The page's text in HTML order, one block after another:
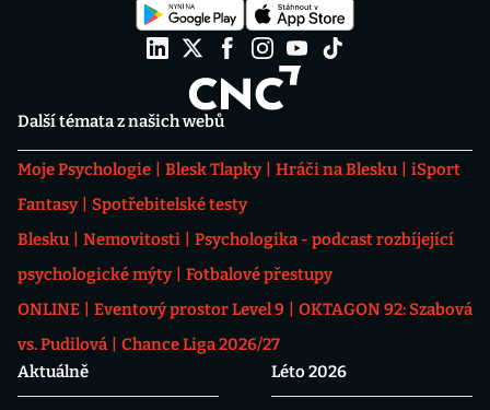
Další témata z našich webů
Moje Psychologie Blesk Tlapky Hráči na Blesku
iSport
Fantasy
Spotřebitelské testy
Blesku
Nemovitosti
Psychologika - podcast rozbíjející
psychologické mýty
Fotbalové přestupy
ONLINE
Eventový prostor Level 9
OKTAGON 92: Szabová
vs. Pudilová
Chance Liga 2026/27
Aktuálně
Léto 2026